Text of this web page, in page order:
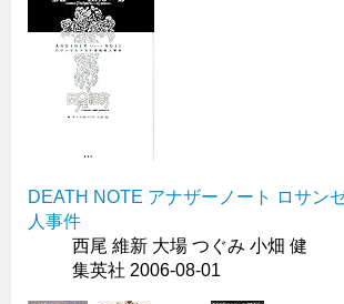
DEATH NOTE アナザーノート ロサン
人事件
西尾 維新 大場 つぐみ 小畑 健
集英社 2006-08-01